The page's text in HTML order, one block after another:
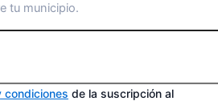
tu municipio.
condiciones de la suscripción al